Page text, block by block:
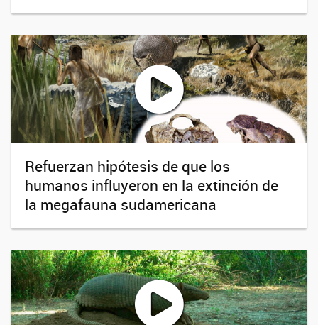
Refuerzan hipótesis de que los
humanos influyeron en la extinción de
la megafauna sudamericana